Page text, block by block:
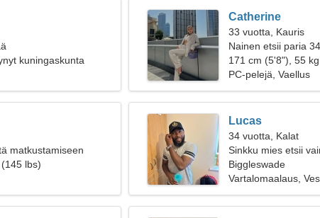
kuningaskunta
Catherine
33 vuotta, Kauris
Nainen etsii paria
171 cm (5'8"), 55
PC-pelejä, Vaellus
matkustamiseen
lbs)
Lucas
34 vuotta, Kalat
Sinkku mies etsii
Biggleswade
Vartalomaalaus,